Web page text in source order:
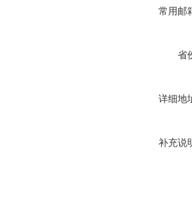
常用邮
省
详细地
补充说